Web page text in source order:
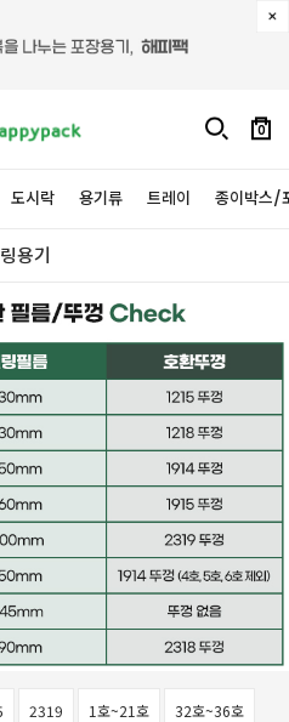
0
도시락 용기류 트레이 종이박스/
용기
2319 1호~21호 32호~36호